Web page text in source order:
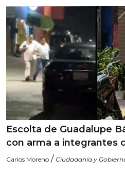
Escolta de Guadalupe
con arma a integrantes
Carlos Moreno / Ciudadanía y